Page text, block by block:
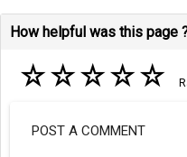
How helpful was this page
☆☆☆☆☆
POST A COMMENT